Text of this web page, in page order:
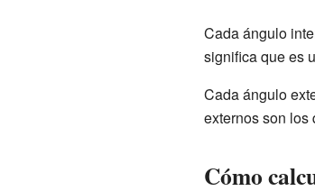
Cada ángulo
significa que es
Cada ángulo
externos son los
Cómo